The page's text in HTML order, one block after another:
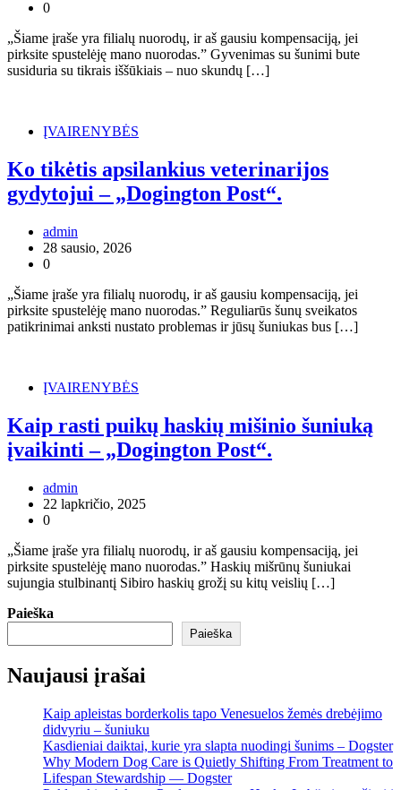
0
„Šiame įraše yra filialų nuorodų, ir aš gausiu kompensaciją, jei
pirksite spustelėję mano nuorodas.” Gyvenimas su šunimi bute
susiduria su tikrais iššūkiais – nuo ​​skundų […]
ĮVAIRENYBĖS
Ko tikėtis apsilankius veterinarijos
gydytojui – „Dogington Post“.
admin
28 sausio, 2026
0
„Šiame įraše yra filialų nuorodų, ir aš gausiu kompensaciją, jei
pirksite spustelėję mano nuorodas.” Reguliarūs šunų sveikatos
patikrinimai anksti nustato problemas ir jūsų šuniukas bus […]
ĮVAIRENYBĖS
Kaip rasti puikų haskių mišinio šuniuką
įvaikinti – „Dogington Post“.
admin
22 lapkričio, 2025
0
„Šiame įraše yra filialų nuorodų, ir aš gausiu kompensaciją, jei
pirksite spustelėję mano nuorodas.” Haskių mišrūnų šuniukai
sujungia stulbinantį Sibiro haskių grožį su kitų veislių […]
Paieška
Paieška
Naujausi įrašai
Kaip apleistas borderkolis tapo Venesuelos žemės drebėjimo
didvyriu – šuniuku
Kasdieniai daiktai, kurie yra slapta nuodingi šunims – Dogster
Why Modern Dog Care is Quietly Shifting From Treatment to
Lifespan Stewardship — Dogster